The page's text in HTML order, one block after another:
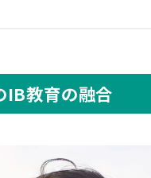
IB教育の融合